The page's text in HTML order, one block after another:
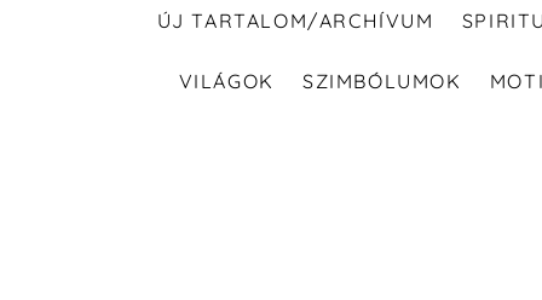
ÚJ TARTALOM/ARCHÍVUM
VILÁGOK SZIMBÓLUMOK